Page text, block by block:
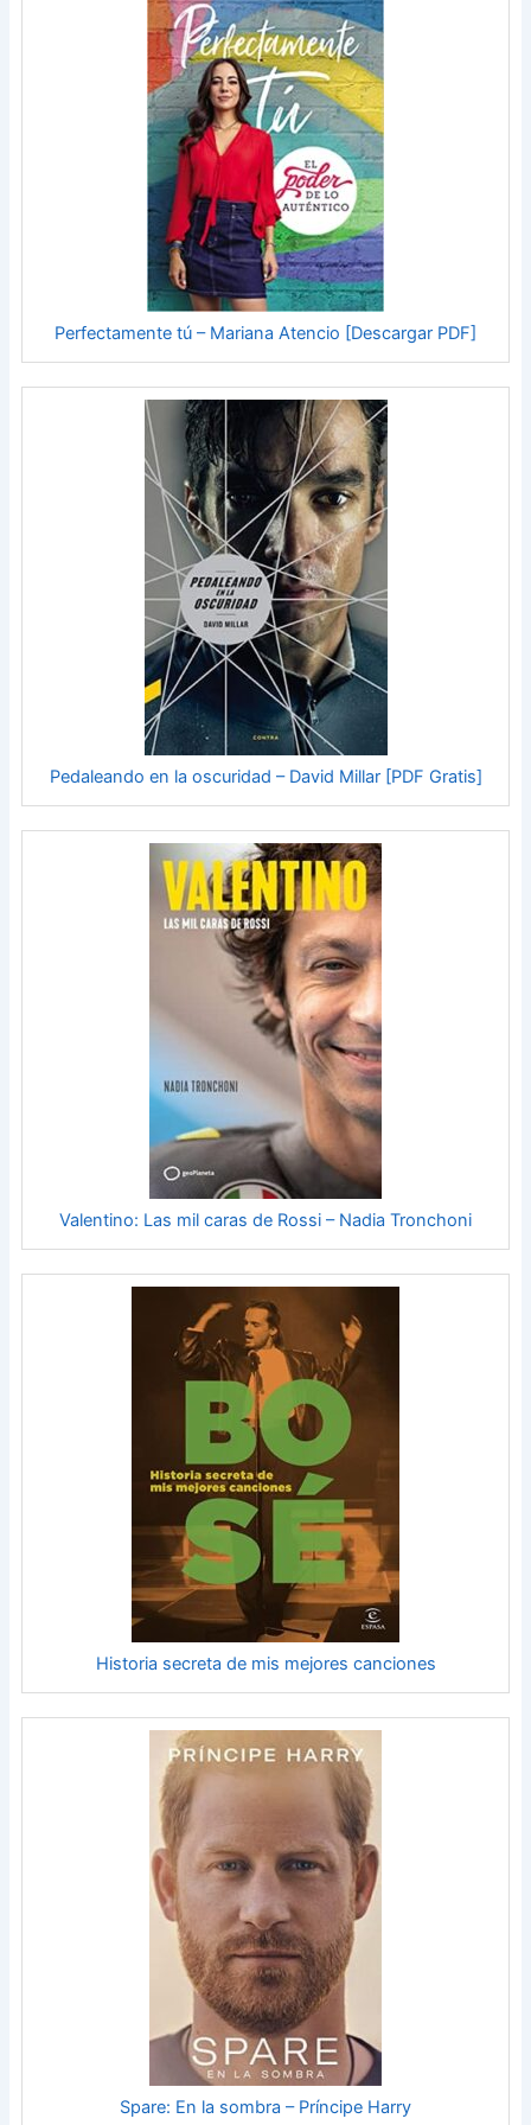
Perfectamente tú – Mariana Atencio [Descargar PDF]
Pedaleando en la oscuridad – David Millar [PDF Gratis]
Valentino: Las mil caras de Rossi – Nadia Tronchoni
Historia secreta de mis mejores canciones
Spare: En la sombra – Príncipe Harry